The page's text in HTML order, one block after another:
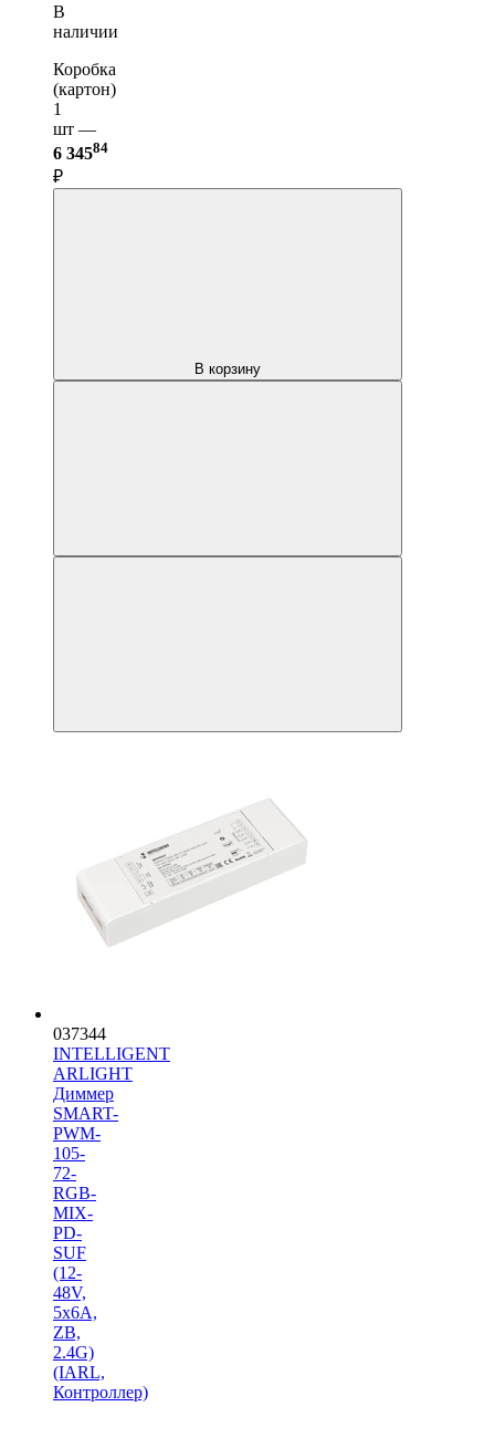
В
наличии
Коробка
(картон)
1
шт —
6 34584
₽
В корзину
037344
INTELLIGENT
ARLIGHT
Диммер
SMART-
PWM-
105-
72-
RGB-
MIX-
PD-
SUF
(12-
48V,
5x6A,
ZB,
2.4G)
(IARL,
Контроллер)